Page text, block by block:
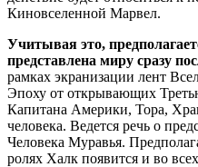
Киновселенной Марвел.
Учитывая это,
представлена миру сразу
рамках экранизации лент
Эпоху от открывающих
Капитана Америки, Тора,
человека. Ведется речь о
Человека Муравья.
ролях Халк появится и во